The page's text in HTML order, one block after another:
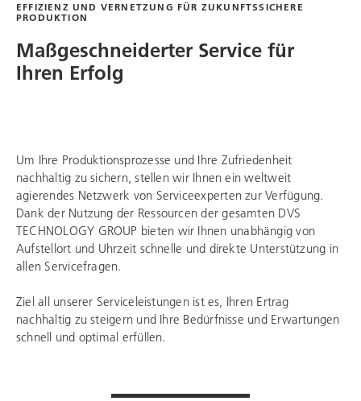
EFFIZIENZ UND VERNETZUNG FÜR ZUKUNFTSSICHERE
PRODUKTION
Maßgeschneiderter Service für
Ihren Erfolg
Um Ihre Produktionsprozesse und Ihre Zufriedenheit
nachhaltig zu sichern, stellen wir Ihnen ein weltweit
agierendes Netzwerk von Serviceexperten zur Verfügung.
Dank der Nutzung der Ressourcen der gesamten DVS
TECHNOLOGY GROUP bieten wir Ihnen unabhängig von
Aufstellort und Uhrzeit schnelle und direkte Unterstützung in
allen Servicefragen.
Ziel all unserer Serviceleistungen ist es, Ihren Ertrag
nachhaltig zu steigern und Ihre Bedürfnisse und Erwartungen
schnell und optimal erfüllen.